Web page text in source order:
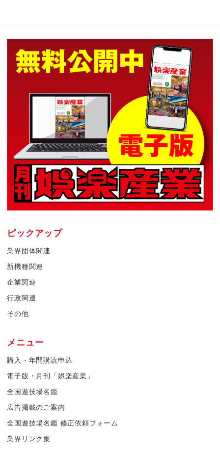
ピックアップ
業界団体関連
新機種関連
企業関連
行政関連
その他
メニュー
購入・年間購読申込
電子版・月刊「娯楽産業」
全国遊技場名鑑
広告掲載のご案内
全国遊技場名鑑 修正依頼フォーム
業界リンク集